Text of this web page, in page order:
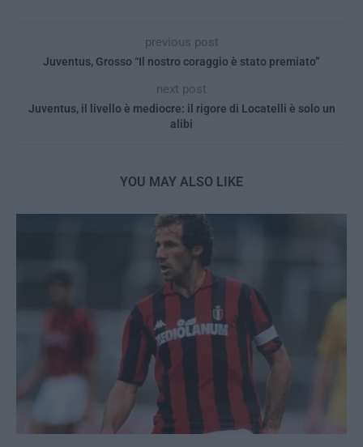
previous post
Juventus, Grosso “Il nostro coraggio è stato premiato”
next post
Juventus, il livello è mediocre: il rigore di Locatelli è solo un
alibi
YOU MAY ALSO LIKE